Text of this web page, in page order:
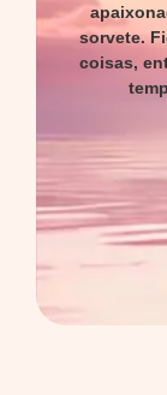
sorvete.
coisas,